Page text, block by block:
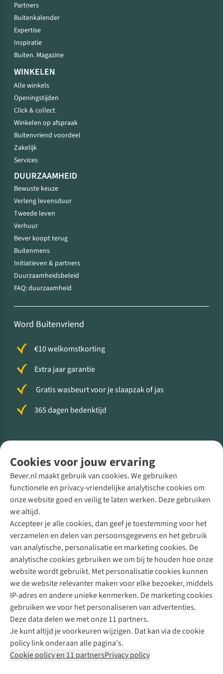
Cookies voor jouw ervaring
Bever.nl maakt gebruik van cookies. We gebruiken
functionele en privacy-vriendelijke analytische cookies om
onze website goed en veilig te laten werken. Deze gebruiken
we altijd.
Accepteer je alle cookies, dan geef je toestemming voor het
verzamelen en delen van persoonsgegevens en het gebruik
van analytische, personalisatie en marketing cookies. De
analytische cookies gebruiken we om bij te houden hoe onze
website wordt gebruikt. Met personalisatie cookies kunnen
we de website relevanter maken voor elke bezoeker, middels
IP-adres en andere unieke kenmerken. De marketing cookies
gebruiken we voor het personaliseren van advertenties.
Deze data delen we met onze 11 partners.
Je kunt altijd je voorkeuren wijzigen. Dat kan via de cookie
policy link onderaan alle pagina's.
Cookie policy en 11 partnersPrivacy policy
Partners
Buitenkalender
Expertise
Inspiratie
Buiten. Magazine
WINKELEN
Alle winkels
Openingstijden
Click & collect
Winkelen op afspraak
Buitenvriend voordeel
Zakelijk
Services
DUURZAAMHEID
Bewuste keuze
Verleng levensduur
Tweede leven
Verhuur
Bever koopt terug
Buitenmens
Initiatieven & partners
Duurzaamheidsbeleid
FAQ: duurzaamheid
Word Buitenvriend
€10 welkomstkorting
Extra jaar garantie
Gratis wasbeurt voor je slaapzak of jas
365 dagen bedenktijd
Direct advies van een Buitenexpert
+31 (0)85 888 50 88
+31 6 12 28 49 80
Contactformulier